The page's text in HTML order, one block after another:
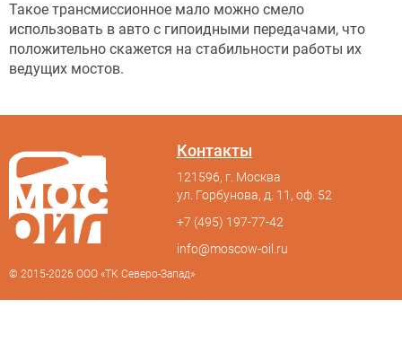
Такое трансмиссионное мало можно смело
использовать в авто с гипоидными передачами, что
положительно скажется на стабильности работы их
ведущих мостов.
Контакты
121596, г. Москва
ул. Горбунова, д. 11, оф. 52
+7 (495) 197-77-42
info@moscow-oil.ru
© 2015-2026 ООО «ТК Северо-Запад»